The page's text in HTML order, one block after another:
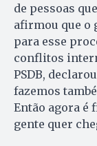
de pessoas
afirmou que o
para esse
conflitos
PSDB,
fazemos
Então agora é
gente quer